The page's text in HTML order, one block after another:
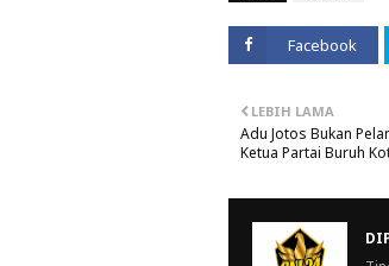
Facebook
LEBIH LAMA
Adu Jotos Bukan
Ketua Partai Buruh